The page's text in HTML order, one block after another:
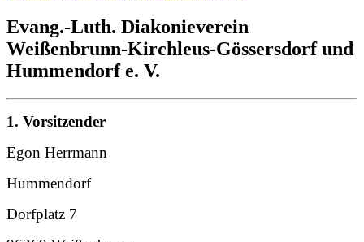
Evang.-Luth. Diakonieverein
Weißenbrunn-Kirchleus-Gössersdorf und
Hummendorf e. V.
1. Vorsitzender
Egon Herrmann
Hummendorf
Dorfplatz 7